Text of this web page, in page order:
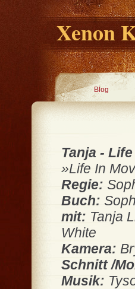
Xenon
Blog
Tanja -
»Life In
Regie:
Buch:
mit: Tanja
White
Kamera:
Schnitt /
Musik: